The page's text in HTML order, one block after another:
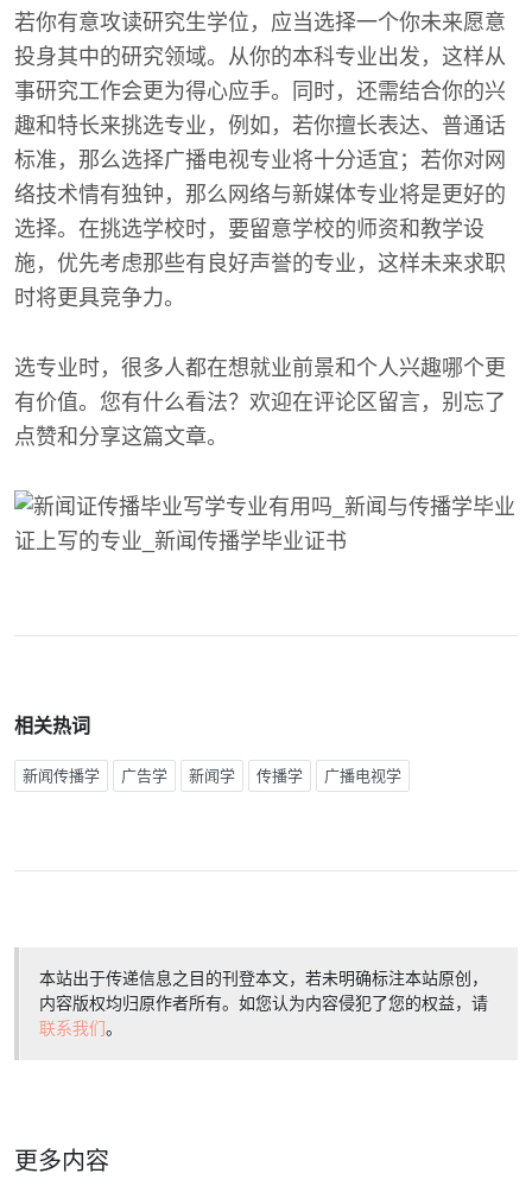
若你有意攻读研究生学位，应当选择一个你未来愿意
投身其中的研究领域。从你的本科专业出发，这样从
事研究工作会更为得心应手。同时，还需结合你的兴
趣和特长来挑选专业，例如，若你擅长表达、普通话
标准，那么选择广播电视专业将十分适宜；若你对网
络技术情有独钟，那么网络与新媒体专业将是更好的
选择。在挑选学校时，要留意学校的师资和教学设
施，优先考虑那些有良好声誉的专业，这样未来求职
时将更具竞争力。
选专业时，很多人都在想就业前景和个人兴趣哪个更
有价值。您有什么看法？欢迎在评论区留言，别忘了
点赞和分享这篇文章。
相关热词
新闻传播学 广告学 新闻学 传播学 广播电视学
本站出于传递信息之目的刊登本文，若未明确标注本站原创，
内容版权均归原作者所有。如您认为内容侵犯了您的权益，请
联系我们。
更多内容